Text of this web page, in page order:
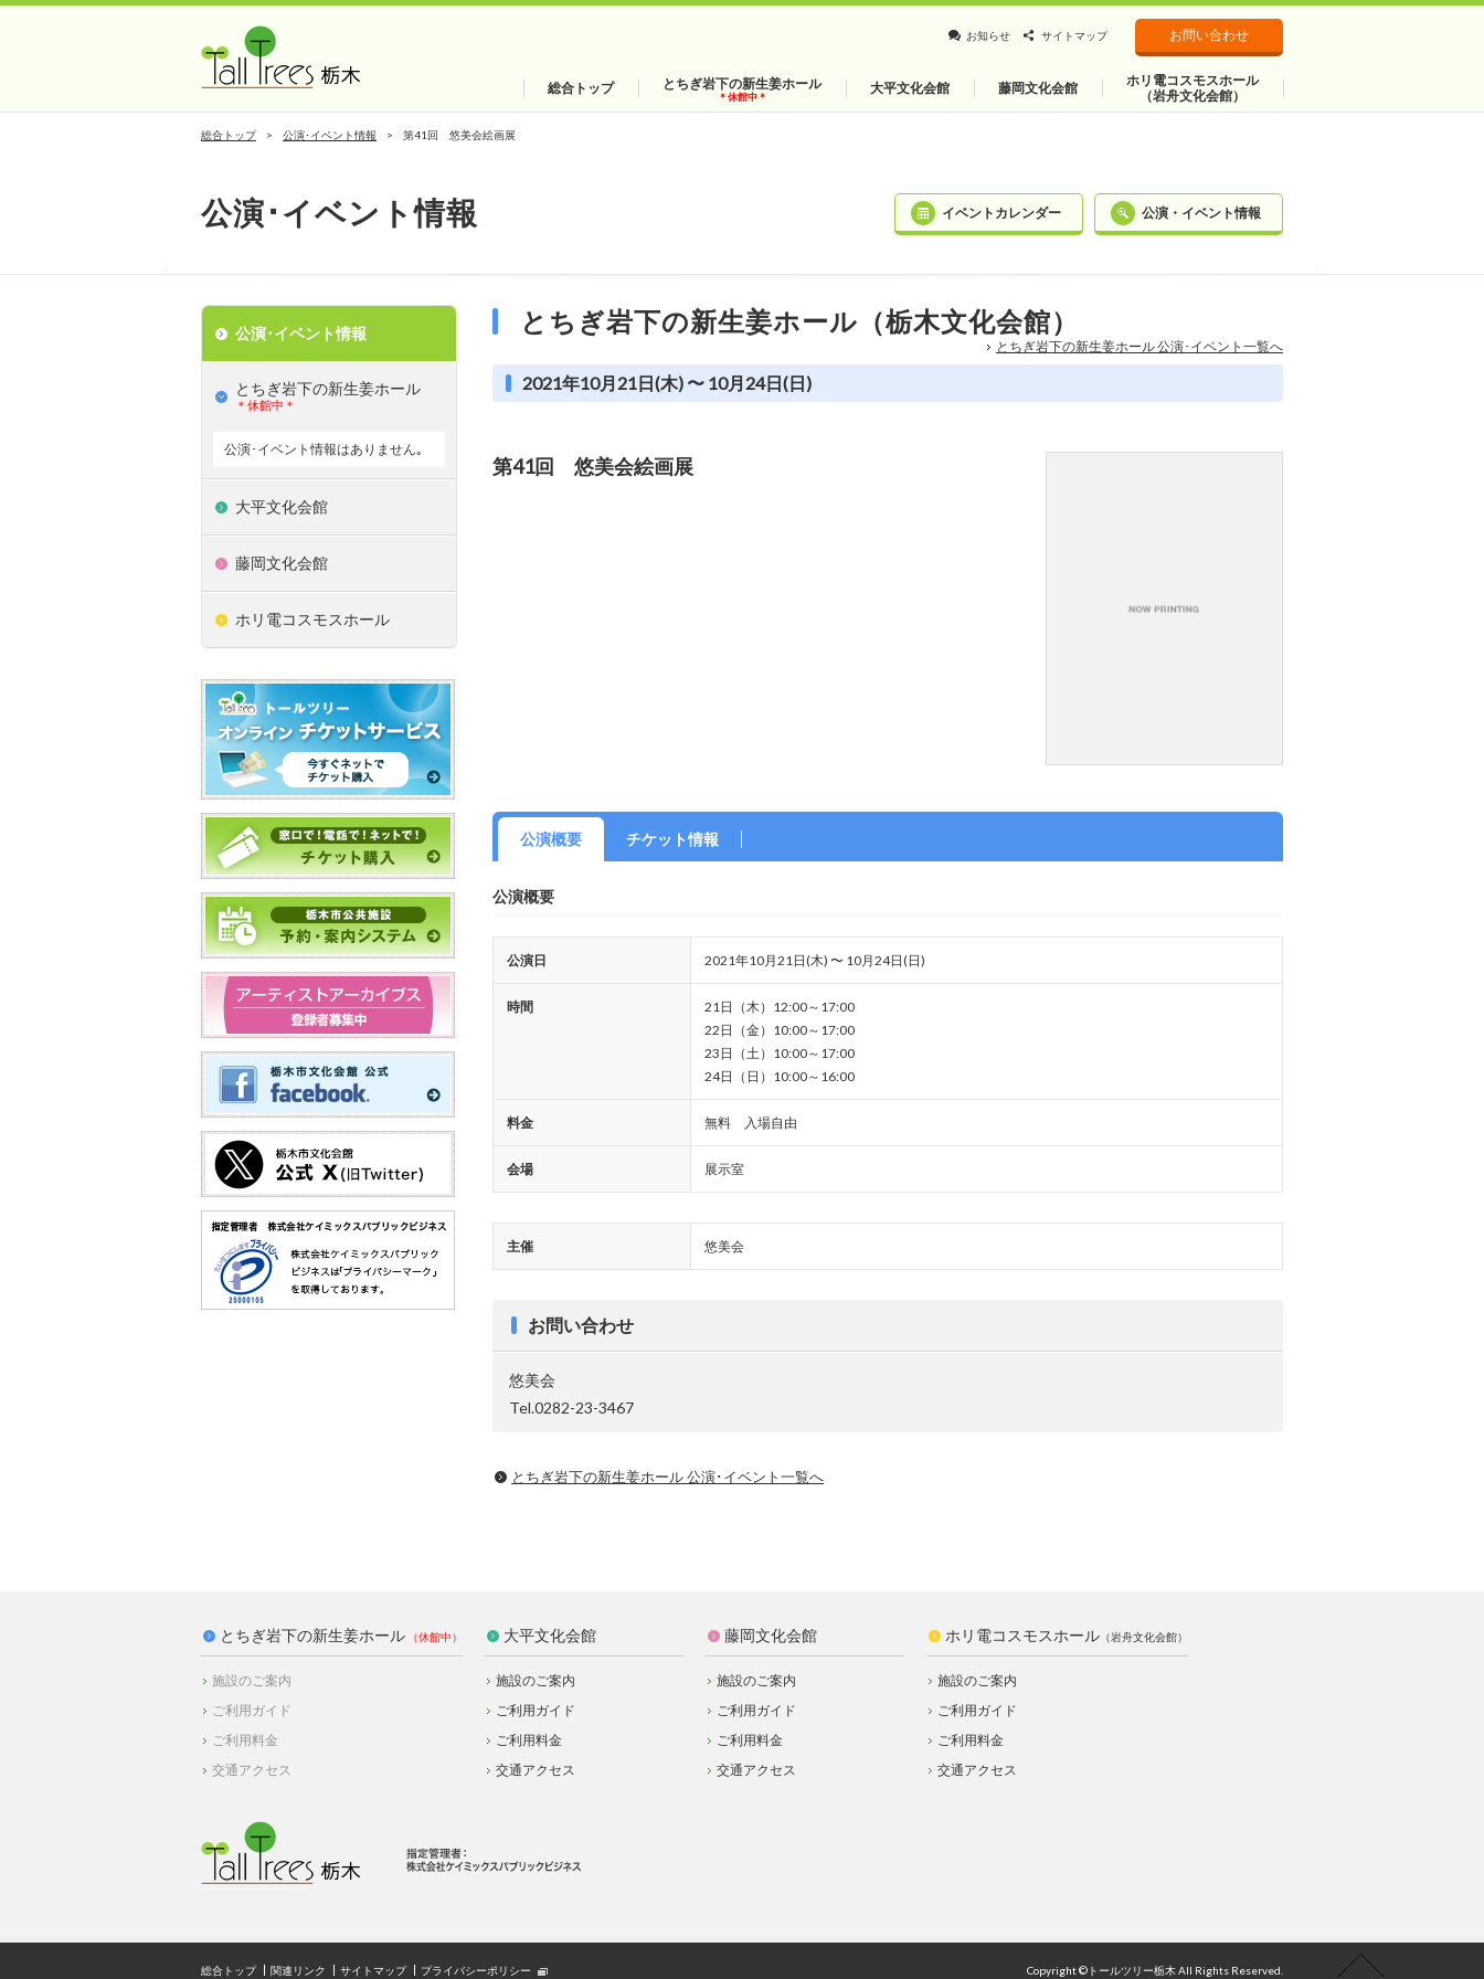
総合トップ とちぎ岩下の新生姜ホール
＊休館中＊ 大平文化会館 藤岡文化会館
ホリ電コスモスホール
（岩舟文化会館）
お知らせ サイトマップ お問い合わせ
総合トップ 公演･イベント情報 第41回 悠美会絵画展
公演･イベント情報 イベントカレンダー 公演・イベント情報
とちぎ岩下の新生姜ホール（栃木文化会館）
とちぎ岩下の新⽣姜ホール 公演･イベント一覧へ
2021年10月21日(木) 〜 10月24日(日)
第41回 悠美会絵画展
公演概要 チケット情報
公演概要
公演日 2021年10月21日(木) 〜 10月24日(日)
時間
21日（木）12:00～17:00
22日（金）10:00～17:00
23日（土）10:00～17:00
24日（日）10:00～16:00
料金 無料 入場自由
会場 展示室
主催 悠美会
お問い合わせ
悠美会
Tel.0282-23-3467
とちぎ岩下の新⽣姜ホール 公演･イベント一覧へ
公演･イベント情報
とちぎ岩下の新⽣姜ホール
＊休館中＊
公演･イベント情報はありません｡
大平文化会館
藤岡文化会館
ホリ電コスモスホール
とちぎ岩下の新生姜ホール
施設のご案内
ご利用ガイド
ご利用料金
交通アクセス
大平文化会館
施設のご案内
ご利用ガイド
ご利用料金
交通アクセス
藤岡文化会館
施設のご案内
ご利用ガイド
ご利用料金
交通アクセス
ホリ電コスモスホール （岩舟文化会館）
施設のご案内
ご利用ガイド
ご利用料金
交通アクセス
総合トップ 関連リンク サイトマップ プライバシーポリシー Copyright ©トールツリー栃木 All Rights Reserved.